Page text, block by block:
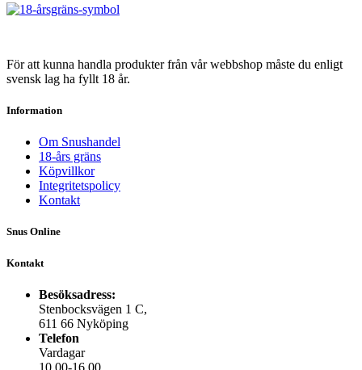
För att kunna handla produkter från vår webbshop måste du enligt
svensk lag ha fyllt 18 år.
Information
Om Snushandel
18-års gräns
Köpvillkor
Integritetspolicy
Kontakt
Snus Online
Kontakt
Besöksadress:
Stenbocksvägen 1 C,
611 66 Nyköping
Telefon
Vardagar
10.00-16.00